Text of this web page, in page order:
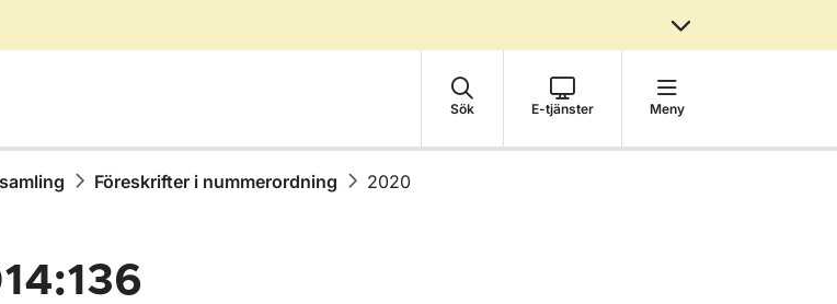
Sök E-tjänster Meny
Föreskrifter i nummerordning 2020